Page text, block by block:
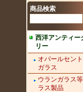
商品検索
西洋アンティー
リー
オパールセント
ガラス
ウランガラス
ラス製品